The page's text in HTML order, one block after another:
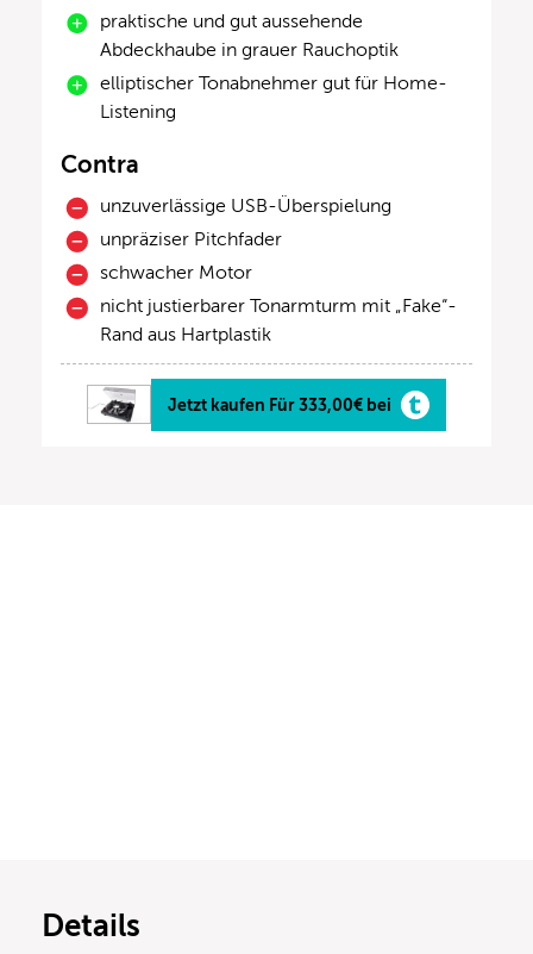
praktische und gut aussehende
Abdeckhaube in grauer Rauchoptik
elliptischer Tonabnehmer gut für Home-
Listening
Contra
unzuverlässige USB-Überspielung
unpräziser Pitchfader
schwacher Motor
nicht justierbarer Tonarmturm mit „Fake“-
Rand aus Hartplastik
Jetzt kaufen Für 333,00€ bei
Details